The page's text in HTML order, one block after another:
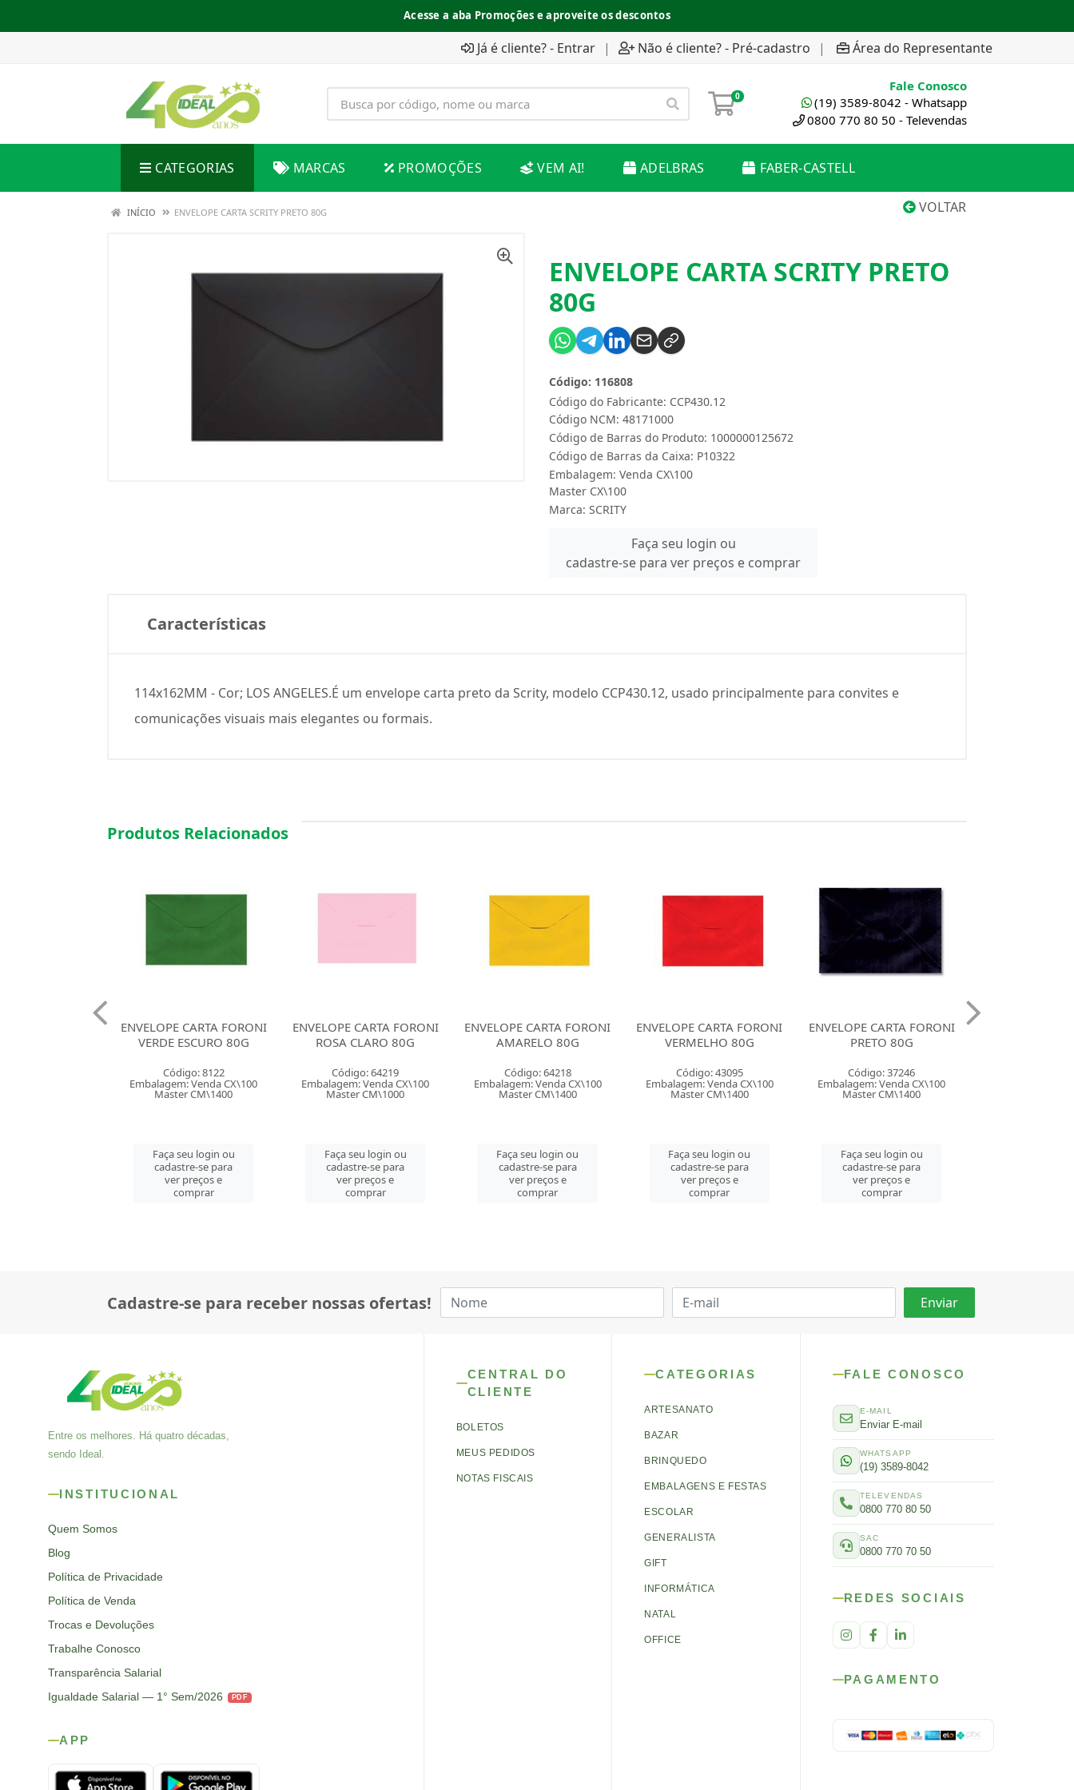
Acesse a aba Promoções e aproveite os descontos
Já é cliente? - Entrar | Não é cliente? - Pré-cadastro | Área do Representante
0
Fale Conosco
(19) 3589-8042 - Whatsapp
0800 770 80 50 - Televendas
CATEGORIAS MARCAS PROMOÇÕES VEM AI! ADELBRAS FABER-CASTELL
VOLTAR
INÍCIO ENVELOPE CARTA SCRITY PRETO 80G
ENVELOPE CARTA SCRITY PRETO
80G
Código do Fabricante: CCP430.12
Código: 116808
Código NCM: 48171000
Código de Barras do Produto: 1000000125672
Código de Barras da Caixa: P10322
Embalagem: Venda CX\100
Master CX\100
Marca: SCRITY
Faça seu login ou
cadastre-se para ver preços e comprar
Características
114x162MM - Cor; LOS ANGELES.É um envelope carta preto da Scrity, modelo CCP430.12, usado principalmente para convites e
comunicações visuais mais elegantes ou formais.
Produtos Relacionados
ENVELOPE CARTA FORONI
ROSA CLARO 80G
Código: 64219
Embalagem: Venda CX\100
Master CM\1000
Faça seu login ou
cadastre-se para
ver preços e
comprar
ENVELOPE CARTA FORONI
AMARELO 80G
Código: 64218
Embalagem: Venda CX\100
Master CM\1400
Faça seu login ou
cadastre-se para
ver preços e
comprar
ENVELOPE CARTA FORONI
VERMELHO 80G
Código: 43095
Embalagem: Venda CX\100
Master CM\1400
Faça seu login ou
cadastre-se para
ver preços e
comprar
ENVELOPE CARTA FORONI
PRETO 80G
Código: 37246
Embalagem: Venda CX\100
Master CM\1400
Faça seu login ou
cadastre-se para
ver preços e
comprar
ENVELOPE CARTA FORONI
AZUL ROYAL 80G
Código: 37225
Embalagem: Venda CX\100
Master CM\1400
Faça seu login ou
cadastre-se para
ver preços e
comprar
Cadastre-se para receber nossas ofertas!
Entre os melhores. Há quatro décadas,
sendo Ideal.
INSTITUCIONAL
Quem Somos
Blog
Política de Privacidade
Política de Venda
Trocas e Devoluções
Trabalhe Conosco
Transparência Salarial
Igualdade Salarial — 1° Sem/2026
PDF
APP
CENTRAL DO
CLIENTE
BOLETOS
MEUS PEDIDOS
NOTAS FISCAIS
CATEGORIAS
ARTESANATO
BAZAR
BRINQUEDO
EMBALAGENS E FESTAS
ESCOLAR
GENERALISTA
GIFT
INFORMÁTICA
NATAL
OFFICE
FALE CONOSCO
E-MAIL
Enviar E-mail
WHATSAPP
(19) 3589-8042
TELEVENDAS
0800 770 80 50
SAC
0800 770 70 50
REDES SOCIAIS
PAGAMENTO